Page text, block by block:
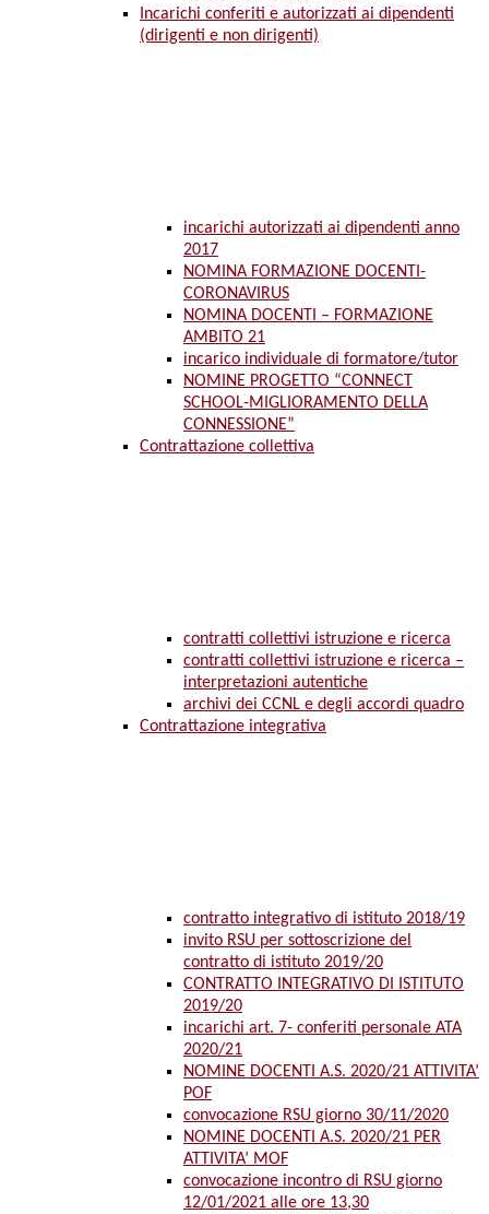
Incarichi conferiti e autorizzati ai dipendenti
(dirigenti e non dirigenti)
incarichi autorizzati ai dipendenti anno
2017
NOMINA FORMAZIONE DOCENTI-
CORONAVIRUS
NOMINA DOCENTI – FORMAZIONE
AMBITO 21
incarico individuale di formatore/tutor
NOMINE PROGETTO “CONNECT
SCHOOL-MIGLIORAMENTO DELLA
CONNESSIONE”
Contrattazione collettiva
contratti collettivi istruzione e ricerca
contratti collettivi istruzione e ricerca –
interpretazioni autentiche
archivi dei CCNL e degli accordi quadro
Contrattazione integrativa
contratto integrativo di istituto 2018/19
invito RSU per sottoscrizione del
contratto di istituto 2019/20
CONTRATTO INTEGRATIVO DI ISTITUTO
2019/20
incarichi art. 7- conferiti personale ATA
2020/21
NOMINE DOCENTI A.S. 2020/21 ATTIVITA’
POF
convocazione RSU giorno 30/11/2020
NOMINE DOCENTI A.S. 2020/21 PER
ATTIVITA’ MOF
convocazione incontro di RSU giorno
12/01/2021 alle ore 13,30